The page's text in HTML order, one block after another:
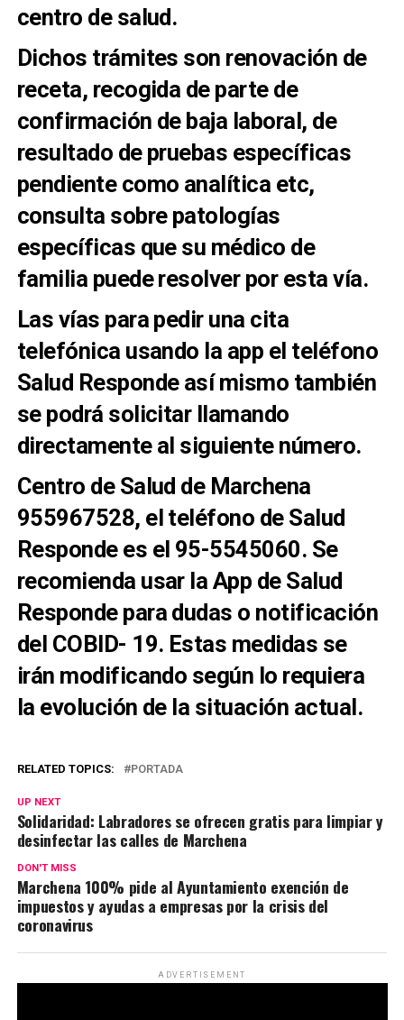
centro de salud.
Dichos trámites son renovación de
receta, recogida de parte de
confirmación de baja laboral, de
resultado de pruebas específicas
pendiente como analítica etc,
consulta sobre patologías
específicas que su médico de
familia puede resolver por esta vía.
Las vías para pedir una cita
telefónica usando la app el teléfono
Salud Responde así mismo también
se podrá solicitar llamando
directamente al siguiente número.
Centro de Salud de Marchena
955967528, el teléfono de Salud
Responde es el 95-5545060. Se
recomienda usar la App de Salud
Responde para dudas o notificación
del COBID- 19. Estas medidas se
irán modificando según lo requiera
la evolución de la situación actual.
RELATED TOPICS: PORTADA
UP NEXT
Solidaridad: Labradores se ofrecen gratis para limpiar y
desinfectar las calles de Marchena
DON'T MISS
Marchena 100% pide al Ayuntamiento exención de
impuestos y ayudas a empresas por la crisis del
coronavirus
ADVERTISEMENT